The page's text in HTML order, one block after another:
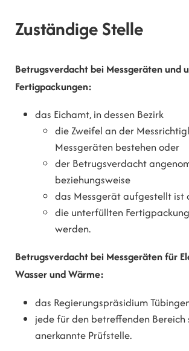
Zuständige Stelle
Betrugsverdacht bei Messgeräten und
Fertigpackungen:
das Eichamt, in dessen Bezirk
die Zweifel an der
Messgeräten bestehen oder
der Betrugsverdacht
beziehungsweise
das Messgerät aufgestellt ist
die unterfüllten
werden.
Betrugsverdacht bei Messgeräten für
Wasser und Wärme:
das Regierungspräsidium
jede für den betreffenden
anerkannte Prüfstelle.